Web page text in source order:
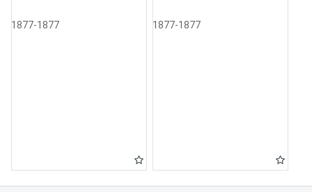
1877-1877 1877-1877